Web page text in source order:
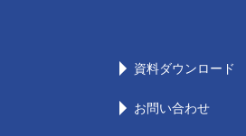
資料ダウンロード
お問い合わせ